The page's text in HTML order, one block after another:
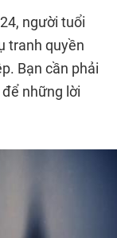
người tuổi
tranh quyền
Bạn cần phải
những lời